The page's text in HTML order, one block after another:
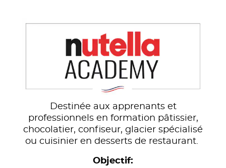
Destinée aux apprenants et
professionnels en formation pâtissier,
chocolatier, confiseur, glacier spécialisé
ou cuisinier en desserts de restaurant.
Objectif: